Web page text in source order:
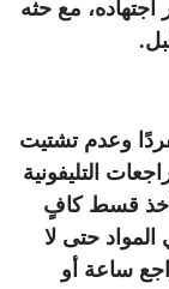
اجتهاده، مع حثه
وعدم تشتيت
التليفونية
أخذ قسط كافٍ
المواد حتى لا
ساعة أو